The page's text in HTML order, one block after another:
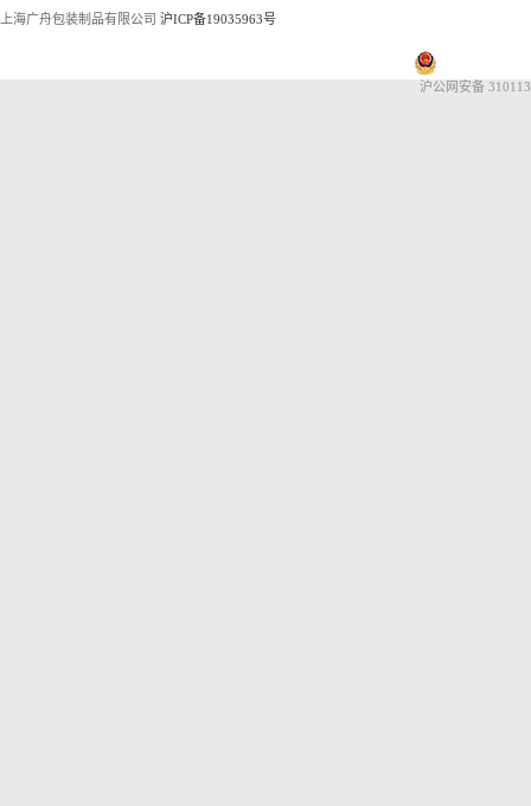
上海海茵数码科技有限公司
上海广舟包装制品有限公司 沪ICP备19035963号
沪公网安备